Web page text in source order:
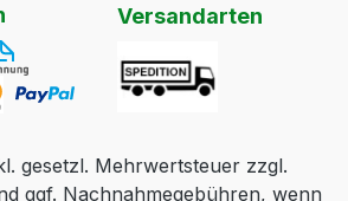
Versandarten
gesetzl. Mehrwertsteuer zzgl.
ggf. Nachnahmegebühren, wenn